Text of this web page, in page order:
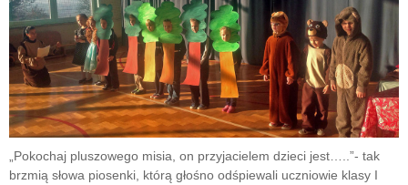
„Pokochaj pluszowego misia, on przyjacielem dzieci jest…..”- tak
brzmią słowa piosenki, którą głośno odśpiewali uczniowie klasy I